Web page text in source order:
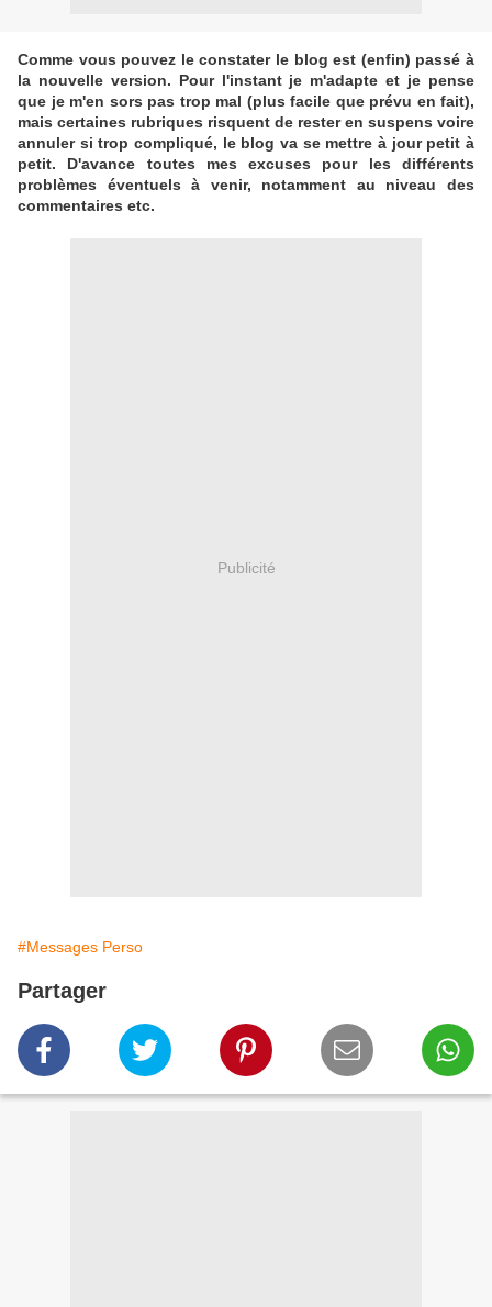
Comme vous pouvez le constater le blog est (enfin) passé à
la nouvelle version. Pour l'instant je m'adapte et je pense
que je m'en sors pas trop mal (plus facile que prévu en fait),
mais certaines rubriques risquent de rester en suspens voire
annuler si trop compliqué, le blog va se mettre à jour petit à
petit. D'avance toutes mes excuses pour les différents
problèmes éventuels à venir, notamment au niveau des
commentaires etc.
Publicité
#Messages Perso
Partager